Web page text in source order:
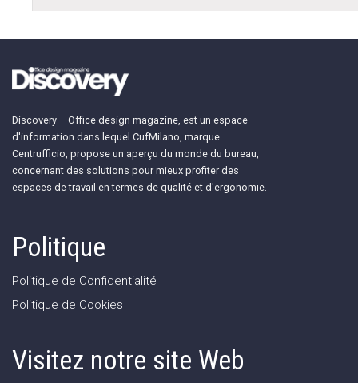
Discovery – Office design magazine, est un espace
d'information dans lequel CufMilano, marque
Centrufficio, propose un aperçu du monde du bureau,
concernant des solutions pour mieux profiter des
espaces de travail en termes de qualité et d'ergonomie.
Politique
Politique de Confidentialité
Politique de Cookies
Visitez notre site Web